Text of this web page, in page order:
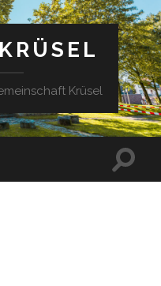
Krüsel